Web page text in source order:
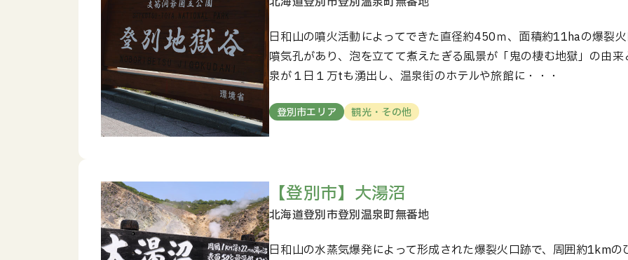
日和山の噴火活動によってできた直径約450ｍ、面積約11haの爆裂
噴気孔があり、泡を立てて煮えたぎる風景が「鬼の棲む地獄」の由
泉が１日１万tも湧出し、温泉街のホテルや旅館に・・・
登別市エリア 観光・その他
【登別市】大湯沼
日和山の水蒸気爆発によって形成された爆裂火口跡で、周囲約1km